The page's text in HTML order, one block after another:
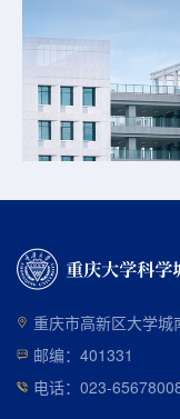
重庆市高新区大学城
邮编：401331
电话：023-